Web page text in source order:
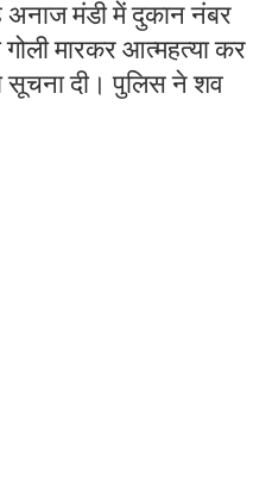
अनाज मंडी में दुकान नंबर
मारकर आत्महत्या कर
सूचना दी। पुलिस ने शव